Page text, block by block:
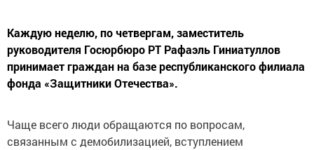
Каждую неделю, по четвергам, заместитель
руководителя Госюрбюро РТ Рафаэль Гиниатуллов
принимает граждан на базе республиканского филиала
фонда «Защитники Отечества».
Чаще всего люди обращаются по вопросам,
связанным с демобилизацией, вступлением